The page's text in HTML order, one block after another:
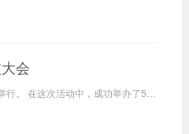
会
年12月17日至18日，深圳创新创业投资大会颁奖仪式及大湾区科技大会( gbas )在深圳福田香格里拉酒店圆满举行。 在这次活动中，成功举办了5届大湾区科技大会( gbas )和深圳创新创业投资